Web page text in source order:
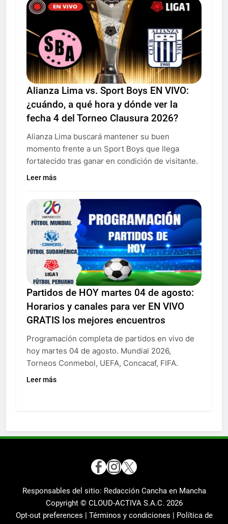
Alianza Lima vs. Sport Boys EN VIVO:
¿cuándo, a qué hora y dónde ver la
fecha 4 del Torneo Clausura 2026?
Alianza Lima buscará mantener su buen
momento frente a un Sport Boys que llega
fortalecido tras ganar en condición de visitante.
Leer más
Partidos de HOY martes 04 de agosto:
Horarios y canales para ver EN VIVO
GRATIS los mejores encuentros
Programación completa de partidos en vivo de
hoy martes 04 de agosto. Mundial 2026,
Torneos Conmebol, UEFA, Concacaf, FIFA.
Leer más
Responsables del sitio: Redacción Cancha en Mancha
Copyright © CLOUD-ACTIVA S.A.C. 2026
Opt-out preferences | Términos y condiciones | Política de